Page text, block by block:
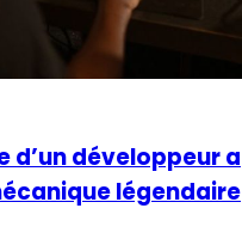
d’un développeur a
légendaire